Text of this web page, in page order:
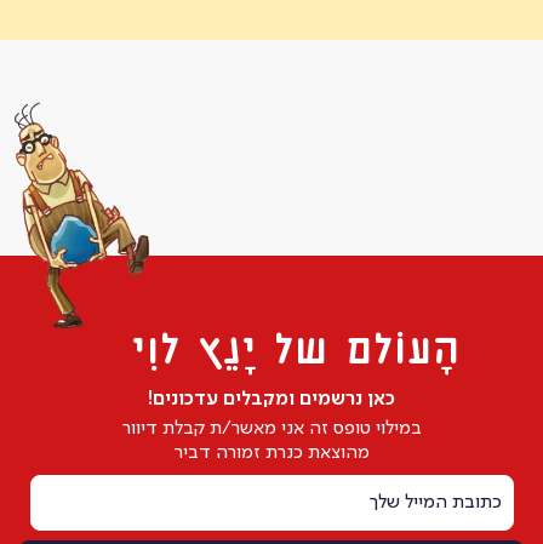
הָעוֹלם של יָנֵץ לוִי
כאן נרשמים ומקבלים עדכונים!
במילוי טופס זה אני מאשר/ת קבלת דיוור
מהוצאת כנרת זמורה דביר